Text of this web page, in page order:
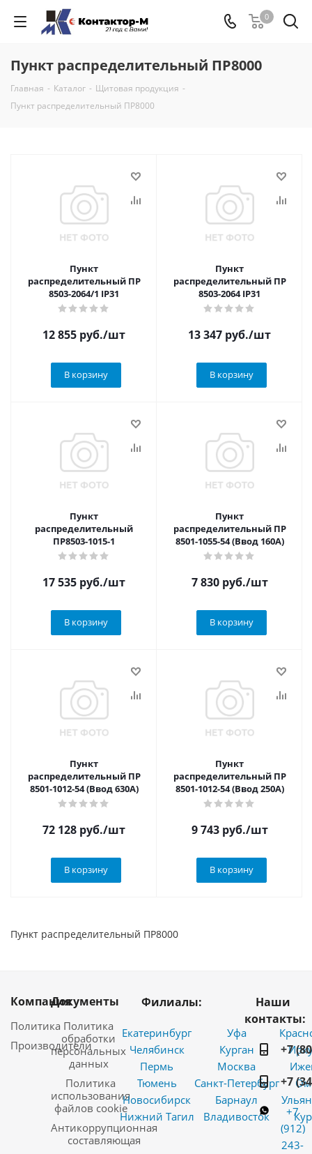
0
Пункт распределительный ПР8000
Главная - Каталог - Щитовая продукция -
Пункт распределительный ПР8000
Пункт
распределительный ПР
8503-2064/1 IP31
12 855 руб./шт
В корзину
Пункт
распределительный ПР
8503-2064 IP31
13 347 руб./шт
В корзину
Пункт
распределительный
ПР8503-1015-1
17 535 руб./шт
В корзину
Пункт
распределительный ПР
8501-1055-54 (Ввод 160А)
7 830руб./шт
В корзину
Пункт
распределительный ПР
8501-1012-54 (Ввод 630А)
72 128 руб./шт
В корзину
Пункт
распределительный ПР
8501-1012-54 (Ввод 250А)
9 743руб./шт
В корзину
Пункт распределительный ПР8000
Компания
Политика
Производители
Документы
Политика
обработки
персональных
данных
Политика
использования
файлов cookie
Антикоррупционная
составляющая
Филиалы:
Екатеринбург
Челябинск
Пермь
Тюмень
Новосибирск
Нижний Тагил
Уфа
Курган
Москва
Санкт-Петербург
Барнаул
Владивосток
Наши
контакты:
+7
+7
+7
(912)
243-